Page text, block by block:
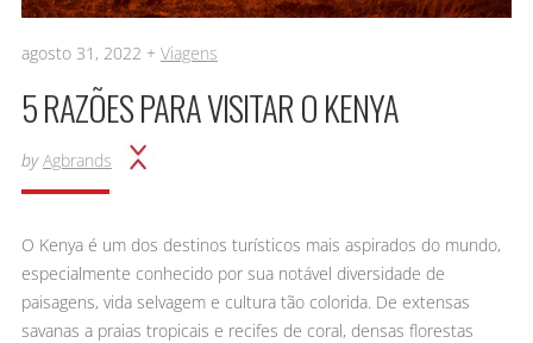
agosto 31, 2022 + Viagens
5 RAZÕES PARA VISITAR O KENYA
by Agbrands
O Kenya é um dos destinos turísticos mais aspirados do mundo,
especialmente conhecido por sua notável diversidade de
paisagens, vida selvagem e cultura tão colorida. De extensas
savanas a praias tropicais e recifes de coral, densas florestas